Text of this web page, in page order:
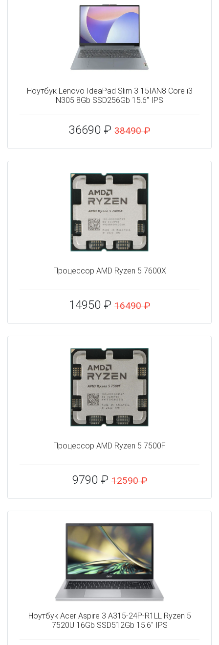
Ноутбук Lenovo IdeaPad Slim 3 15IAN8 Core i3
N305 8Gb SSD256Gb 15.6" IPS
36690 ₽ 38490 ₽
Процессор AMD Ryzen 5 7600X
14950 ₽ 16490 ₽
Процессор AMD Ryzen 5 7500F
9790 ₽12590 ₽
Ноутбук Acer Aspire 3 A315-24P-R1LL Ryzen 5
7520U 16Gb SSD512Gb 15.6" IPS